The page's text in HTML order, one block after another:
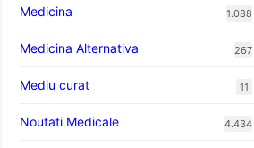
Medicina 1.088
Medicina Alternativa 267
Mediu curat 11
Noutati Medicale 4.434